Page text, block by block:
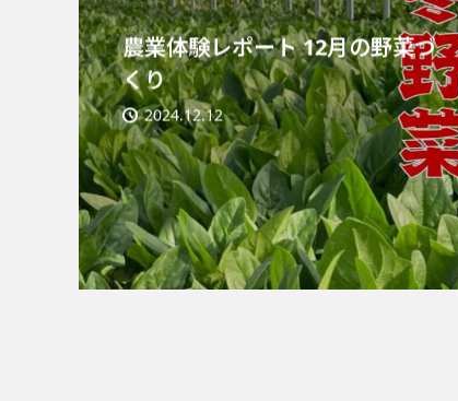
農業体験レポート 12月の野菜づ
くり
2024.12.12